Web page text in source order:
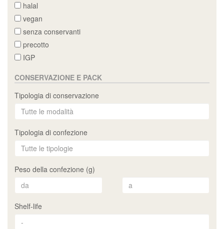
halal
vegan
senza conservanti
precotto
IGP
CONSERVAZIONE E PACK
Tipologia di conservazione
Tipologia di confezione
Peso della confezione (g)
Shelf-life